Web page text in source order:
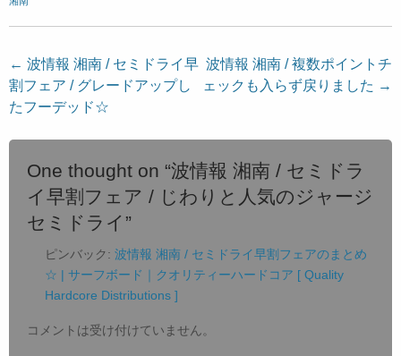
投
稿
ナ
ビ
← 波情報 湘南 / セミドライ早
割フェア / グレードアップし
たフーデッド☆
波情報 湘南 / 複数ポイントチ
ェックも入らず戻りました →
One thought on “波情報 湘南 / セミドラ
イ早割フェア / じわりと人気のジャージ
セミドライ ”
ピンバック: 波情報 湘南 / セミドライ早割フェアのまとめ
☆ | サーフボード｜クオリティーハードコア [ Quality
Hardcore Distributions ]
コメントは受け付けていません。